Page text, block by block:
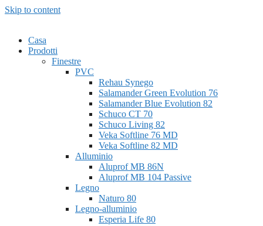
Skip to content
Casa
Prodotti
Finestre
PVC
Rehau Synego
Salamander Green Evolution 76
Salamander Blue Evolution 82
Schuco CT 70
Schuco Living 82
Veka Softline 76 MD
Veka Softline 82 MD
Alluminio
Aluprof MB 86N
Aluprof MB 104 Passive
Legno
Naturo 80
Legno-alluminio
Esperia Life 80